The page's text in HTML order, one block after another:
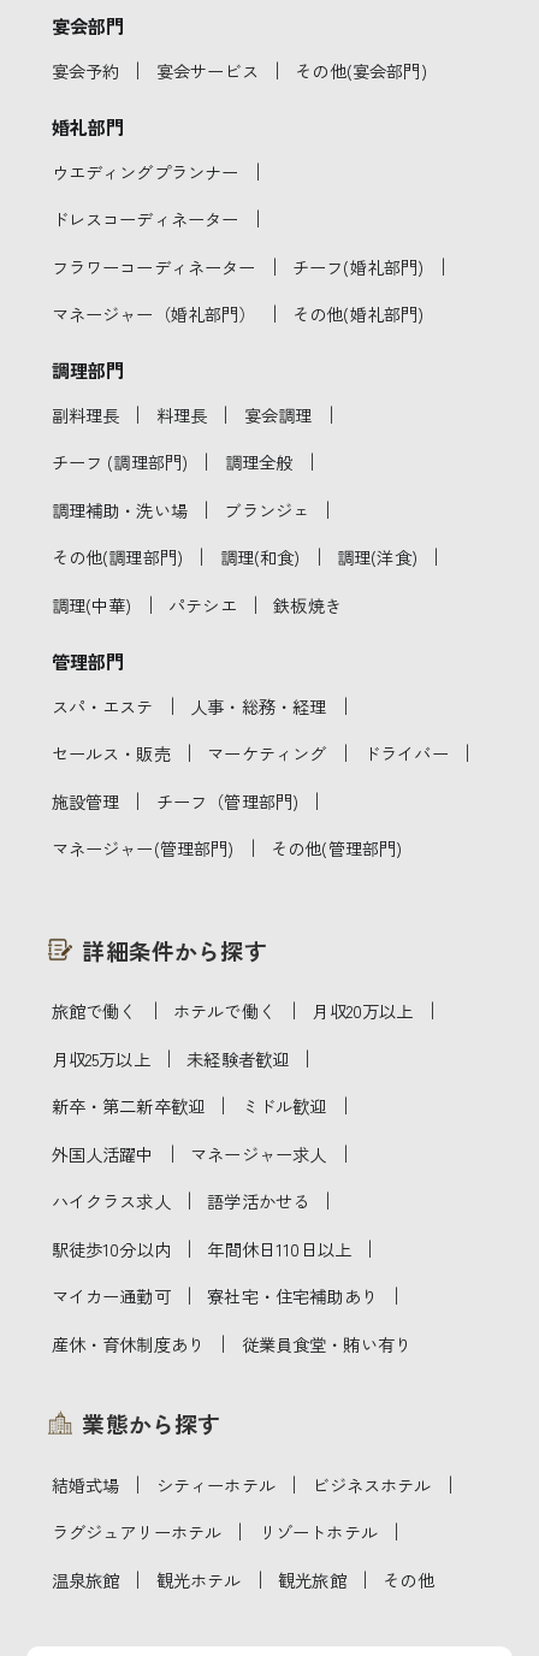
宴会部門
宴会予約 ｜ 宴会サービス ｜ その他(宴会部門)
婚礼部門
ウエディングプランナー ｜
ドレスコーディネーター ｜
フラワーコーディネーター ｜ チーフ(婚礼部門) ｜
マネージャー（婚礼部門） ｜ その他(婚礼部門)
調理部門
副料理長 ｜ 料理長 ｜ 宴会調理 ｜
チーフ (調理部門) ｜ 調理全般 ｜
調理補助・洗い場 ｜ ブランジェ ｜
その他(調理部門) ｜ 調理(和食) ｜ 調理(洋食) ｜
調理(中華) ｜ パテシエ ｜ 鉄板焼き
管理部門
スパ・エステ ｜ 人事・総務・経理 ｜
セールス・販売 ｜ マーケティング ｜ ドライバー ｜
施設管理 ｜ チーフ（管理部門) ｜
マネージャー(管理部門) ｜ その他(管理部門)
詳細条件から探す
旅館で働く ｜ ホテルで働く ｜ 月収20万以上 ｜
月収25万以上 ｜ 未経験者歓迎 ｜
新卒・第二新卒歓迎 ｜ ミドル歓迎 ｜
外国人活躍中 ｜ マネージャー求人 ｜
ハイクラス求人 ｜ 語学活かせる ｜
駅徒歩10分以内 ｜ 年間休日110日以上 ｜
マイカー通勤可 ｜ 寮社宅・住宅補助あり ｜
産休・育休制度あり ｜ 従業員食堂・賄い有り
業態から探す
結婚式場 ｜ シティーホテル ｜ ビジネスホテル ｜
ラグジュアリーホテル ｜ リゾートホテル ｜
温泉旅館 ｜ 観光ホテル ｜ 観光旅館 ｜ その他